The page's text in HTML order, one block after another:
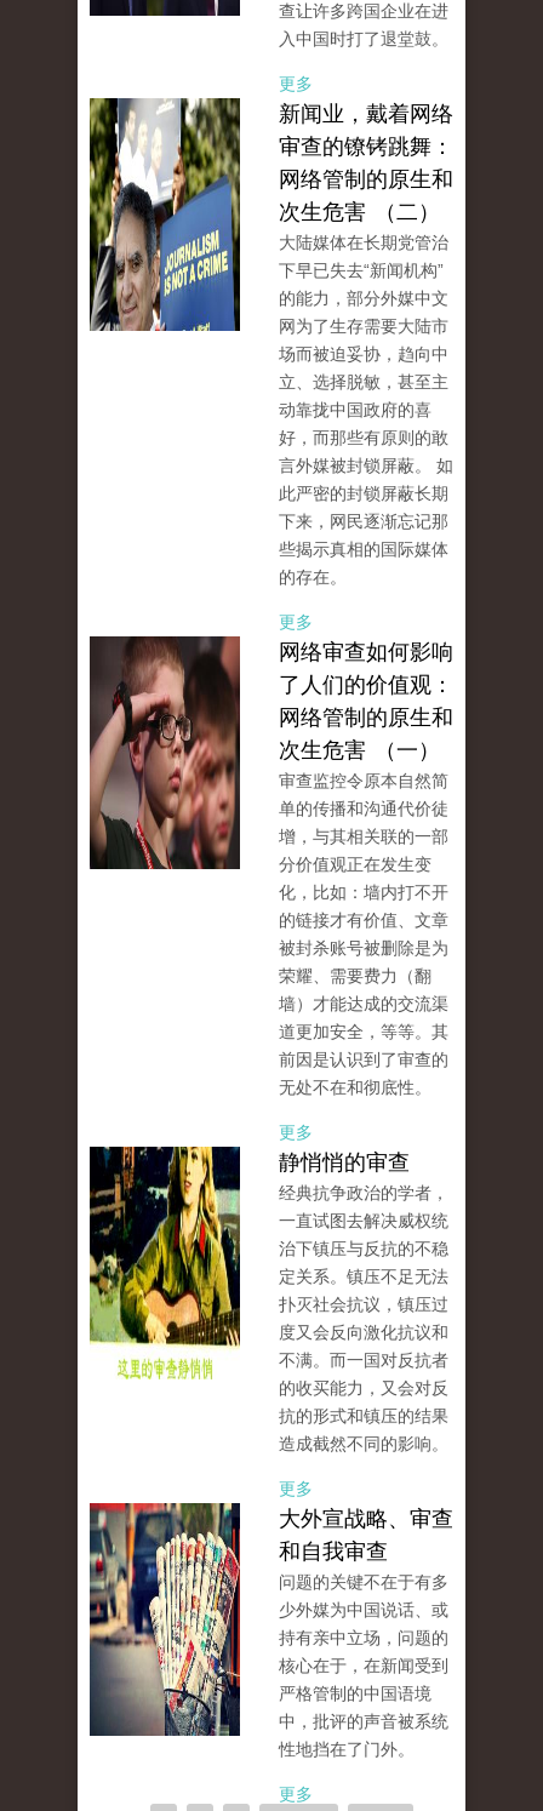
查让许多跨国企业在进
入中国时打了退堂鼓。
更多
新闻业，戴着网络
审查的镣铐跳舞：
网络管制的原生和
次生危害 （二）
大陆媒体在长期党管治
下早已失去“新闻机构”
的能力，部分外媒中文
网为了生存需要大陆市
场而被迫妥协，趋向中
立、选择脱敏，甚至主
动靠拢中国政府的喜
好，而那些有原则的敢
言外媒被封锁屏蔽。 如
此严密的封锁屏蔽长期
下来，网民逐渐忘记那
些揭示真相的国际媒体
的存在。
更多
网络审查如何影响
了人们的价值观：
网络管制的原生和
次生危害 （一）
审查监控令原本自然简
单的传播和沟通代价徒
增，与其相关联的一部
分价值观正在发生变
化，比如：墙内打不开
的链接才有价值、文章
被封杀账号被删除是为
荣耀、需要费力（翻
墙）才能达成的交流渠
道更加安全，等等。其
前因是认识到了审查的
无处不在和彻底性。
更多
静悄悄的审查
经典抗争政治的学者，
一直试图去解决威权统
治下镇压与反抗的不稳
定关系。镇压不足无法
扑灭社会抗议，镇压过
度又会反向激化抗议和
不满。而一国对反抗者
的收买能力，又会对反
抗的形式和镇压的结果
造成截然不同的影响。
更多
大外宣战略、审查
和自我审查
问题的关键不在于有多
少外媒为中国说话、或
持有亲中立场，问题的
核心在于，在新闻受到
严格管制的中国语境
中，批评的声音被系统
性地挡在了门外。
更多